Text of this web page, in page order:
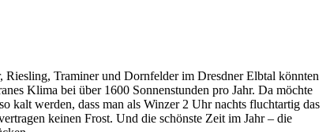
Traminer und Dornfelder im Dresdner Elbtal könnten
Klima bei über 1600 Sonnenstunden pro Jahr. Da möchte
kalt werden, dass man als Winzer 2 Uhr nachts fluchtartig das
keinen Frost. Und die schönste Zeit im Jahr – die